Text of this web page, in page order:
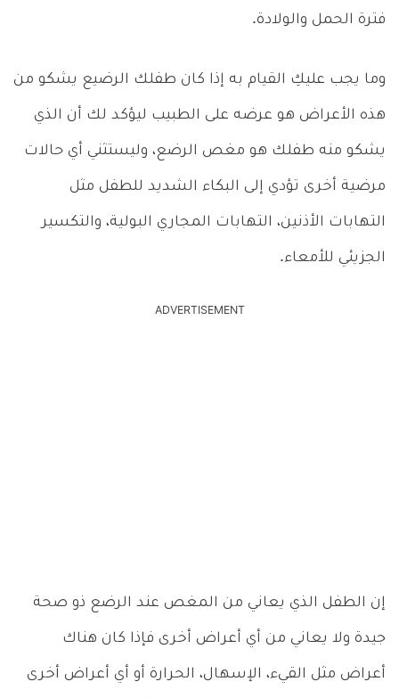
فترة الحمل والولادة.
وما يجب عليكِ القيام به إذا كان طفلك الرضيع يشكو من
هذه الأعراض هو عرضه على الطبيب ليؤكد لك أن الذي
يشكو منه طفلك هو مغص الرضع، وليستثني أي حالات
مرضية أخرى تؤدي إلى البكاء الشديد للطفل مثل
التهابات الأذنين، التهابات المجاري البولية، والتكسير
الجزيئي للأمعاء.
ADVERTISEMENT
إن الطفل الذي يعاني من المغص عند الرضع ذو صحة
جيدة ولا يعاني من أي أعراض أخرى فإذا كان هناك
أعراض مثل القيء، الإسهال، الحرارة أو أي أعراض أخرى